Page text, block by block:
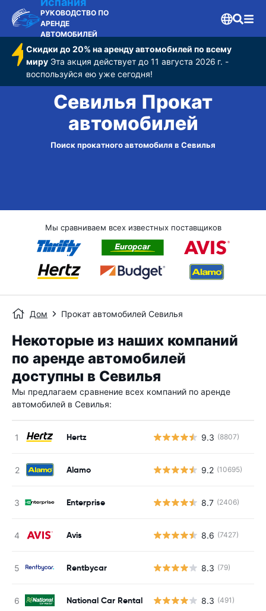
РУКОВОДСТВО ПО
АРЕНДЕ
АВТОМОБИЛЕЙ
Скидки до 20% на аренду автомобилей по всему
мируЭта акция действует до 11 августа 2026 г. -
воспользуйся ею уже сегодня!
Севилья Прокат
автомобилей
Поиск прокатного автомобиля в Севилья
Мы сравниваем всех известных поставщиков
Дом Прокат автомобилей Севилья
Некоторые из наших компаний
по аренде автомобилей
доступны в Севилья
Мы предлагаем сравнение всех компаний по аренде
автомобилей в Севилья:
Hertz 9.3 (8807)
Alamo 9.2 (10695)
Enterprise 8.7 (2406)
Avis 8.6 (7427)
Rentbycar 8.3 (79)
National Car Rental 8.3 (491)